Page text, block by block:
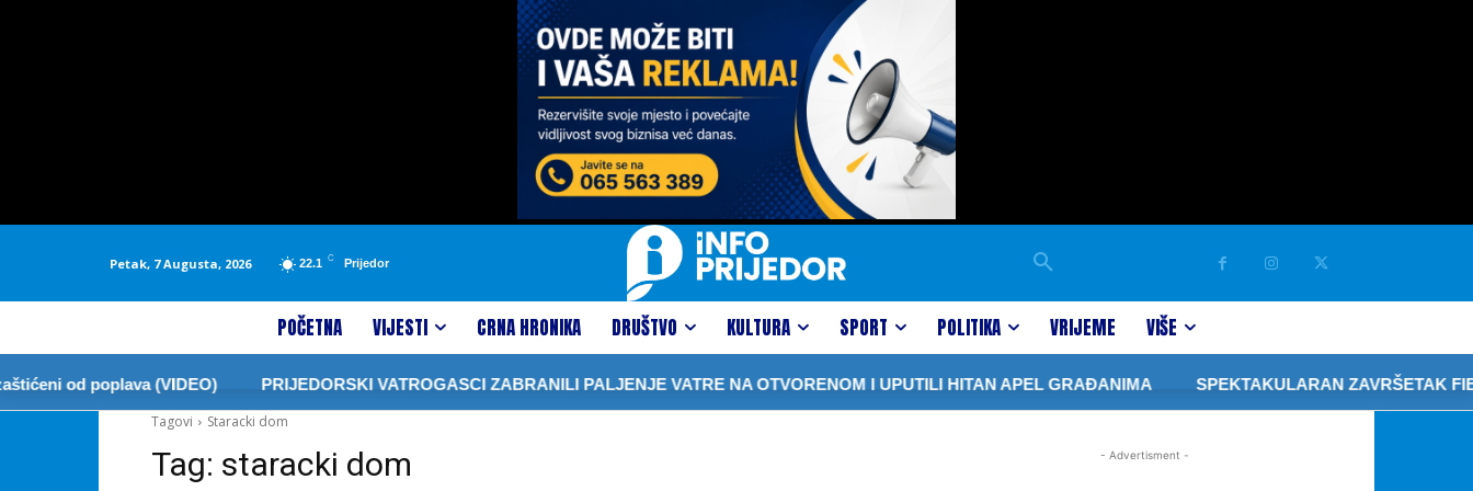
Petak, 7 Augusta, 2026 22.1 C Prijedor
POČETNA VIJESTI CRNA HRONIKA DRUŠTVO KULTURA SPORT POLITIKA VRIJEME VIŠE
od poplava (VIDEO) PRIJEDORSKI VATROGASCI ZABRANILI PALJENJE VATRE NA OTVORENOM I UPUTILI HITAN APEL GRAĐANIMA
SPEKTAKULARAN ZAVRŠETAK
Tagovi
Staracki dom
Tag: staracki dom - Advertisment -